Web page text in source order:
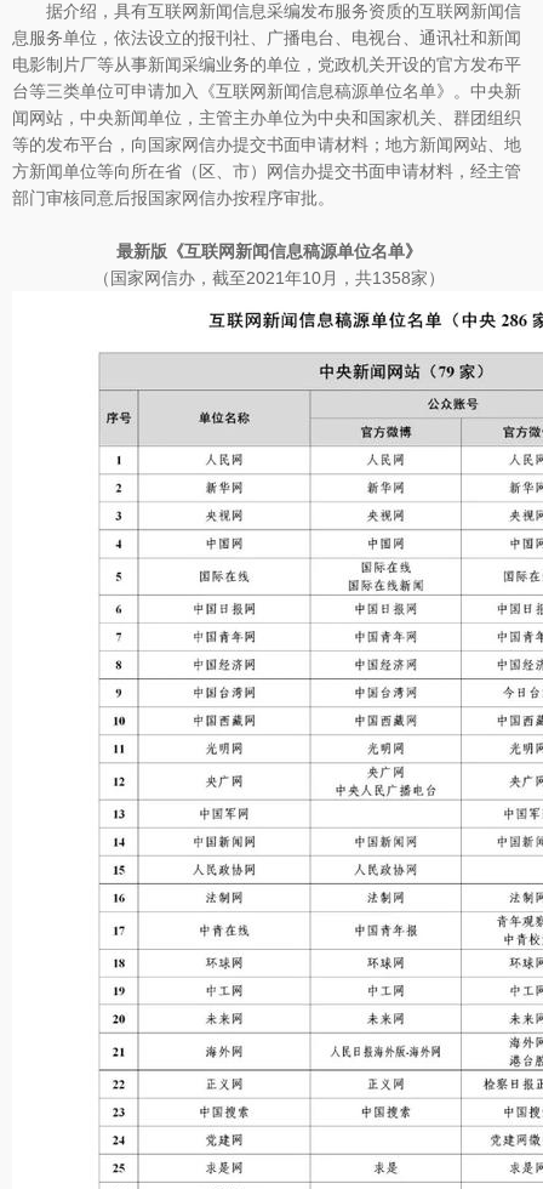
据介绍，具有互联网新闻信息采编发布服务资质的互联网新闻信
息服务单位，依法设立的报刊社、广播电台、电视台、通讯社和新闻
电影制片厂等从事新闻采编业务的单位，党政机关开设的官方发布平
台等三类单位可申请加入《互联网新闻信息稿源单位名单》。中央新
闻网站，中央新闻单位，主管主办单位为中央和国家机关、群团组织
等的发布平台，向国家网信办提交书面申请材料；地方新闻网站、地
方新闻单位等向所在省（区、市）网信办提交书面申请材料，经主管
部门审核同意后报国家网信办按程序审批。
最新版《互联网新闻信息稿源单位名单》
（国家网信办，截至2021年10月，共1358家）